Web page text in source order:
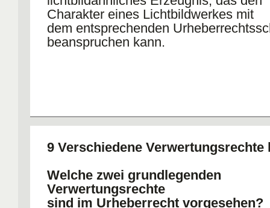
Charakter eines Lichtbildwerkes mit
dem entsprechenden
beanspruchen kann.
9 Verschiedene Verwertungsrechte
Welche zwei grundlegenden
Verwertungsrechte
sind im Urheberrecht vorgesehen?